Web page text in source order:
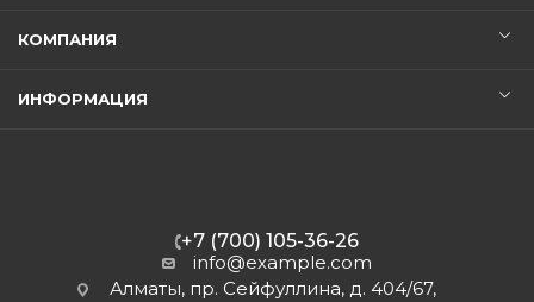
КОМПАНИЯ
ИНФОРМАЦИЯ
+7 (700) 105-36-26
info@example.com
Алматы, пр. Сейфуллина, д. 404/67,